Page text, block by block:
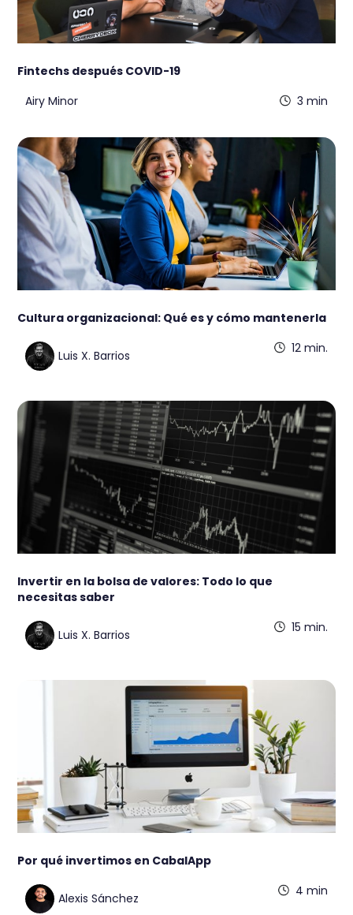
Fintechs después COVID-19
Airy Minor
3 min
Cultura organizacional: Qué es y cómo mantenerla
Luis X. Barrios
12 min.
Invertir en la bolsa de valores: Todo lo que
necesitas saber
Luis X. Barrios
15 min.
Por qué invertimos en CabalApp
Alexis Sánchez
4 min